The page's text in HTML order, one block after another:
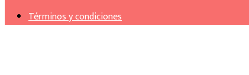
Términos y condiciones